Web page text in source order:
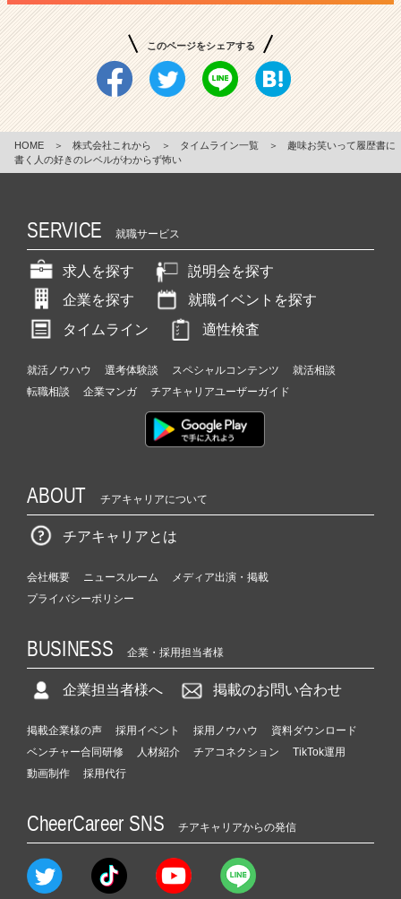
このページをシェアする
HOME ＞ 株式会社これから ＞ タイムライン一覧 ＞
趣味お笑いって履歴書に
書く人の好きのレベルがわからず怖い
SERVICE 就職サービス
求人を探す
説明会を探す
企業を探す
就職イベントを探す
タイムライン
適性検査
就活ノウハウ 選考体験談 スペシャルコンテンツ
就活相談
転職相談
企業マンガ チアキャリアユーザーガイド
ABOUT チアキャリアについて
チアキャリアとは
会社概要 ニュースルーム
メディア出演・掲載
プライバシーポリシー
BUSINESS 企業・採用担当者様
企業担当者様へ 掲載のお問い合わせ
掲載企業様の声 採用イベント 採用ノウハウ
資料ダウンロード
ベンチャー合同研修
人材紹介 チアコネクション
TikTok運用
動画制作
採用代行
CheerCareer SNS チアキャリアからの発信